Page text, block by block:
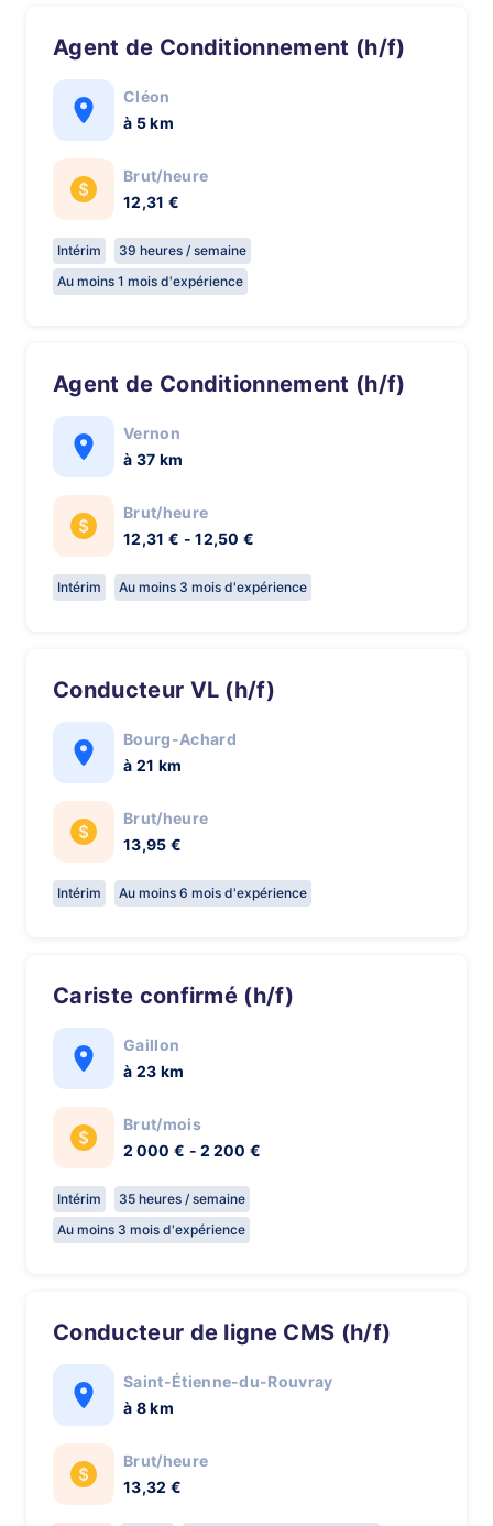
Agent de Conditionnement (h/f)
Cléon
à 5 km
Brut/heure
12,31 €
Intérim
39 heures / semaine
Au moins 1 mois d'expérience
Agent de Conditionnement (h/f)
Vernon
à 37 km
Brut/heure
12,31 € - 12,50 €
Intérim Au moins 3 mois d'expérience
Conducteur VL (h/f)
Bourg-Achard
à 21 km
Brut/heure
13,95 €
Intérim Au moins 6 mois d'expérience
Cariste confirmé (h/f)
Gaillon
à 23 km
Brut/mois
2 000 € - 2 200 €
Intérim
35 heures / semaine
Au moins 3 mois d'expérience
Conducteur de ligne CMS (h/f)
Saint-Étienne-du-Rouvray
à 8 km
Brut/heure
13,32 €